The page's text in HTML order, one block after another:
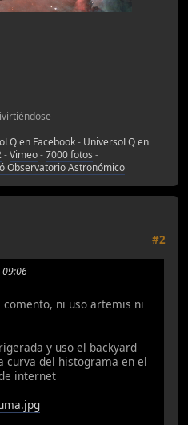
en Facebook- UniversoLQ en
-Vimeo-7000 fotos -
Observatorio Astronómico
#2
09:06
ni uso artemis ni
y uso el backyard
curva del histograma en el
internet